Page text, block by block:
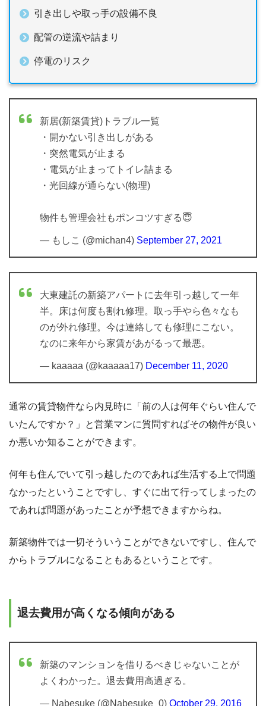
引き出しや取っ手の設備不良
配管の逆流や詰まり
停電のリスク
新居(新築賃貸)トラブル一覧
・開かない引き出しがある
・突然電気が止まる
・電気が止まってトイレ詰まる
・光回線が通らない(物理)
物件も管理会社もポンコツすぎる😇
— もしこ (@michan4) September 27, 2021
大東建託の新築アパートに去年引っ越して一年
半。床は何度も割れ修理。取っ手やら色々なも
のが外れ修理。今は連絡しても修理にこない。
なのに来年から家賃があがるって最悪。
— kaaaaa (@kaaaaa17) December 11, 2020
通常の賃貸物件なら内見時に「前の人は何年ぐらい住んで
いたんですか？」と営業マンに質問すればその物件が良い
か悪いか知ることができます。
何年も住んでいて引っ越したのであれば生活する上で問題
なかったということですし、すぐに出て行ってしまったの
であれば問題があったことが予想できますからね。
新築物件では一切そういうことができないですし、住んで
からトラブルになることもあるということです。
退去費用が高くなる傾向がある
新築のマンションを借りるべきじゃないことが
よくわかった。退去費用高過ぎる。
— Nabesuke (@Nabesuke_0) October 29, 2016